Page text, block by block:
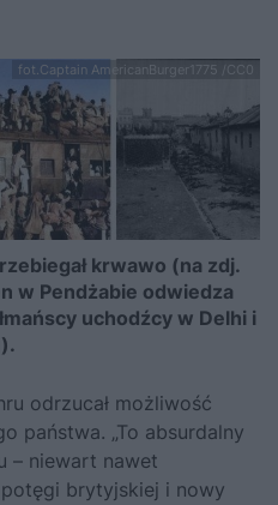
fot.Captain AmericanBurger1775 /CC0
krwawo (na zdj.
w Pendżabie odwiedza
uchodźcy w Delhi i
odrzucał możliwość
państwa. „To absurdalny
– niewart nawet
potęgi brytyjskiej i nowy